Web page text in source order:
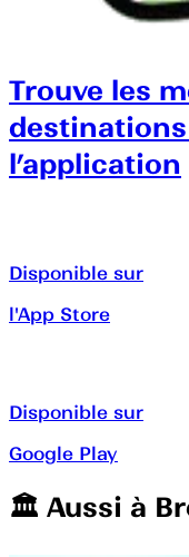
Trouve les
l’application
Disponible sur
l'App Store
Disponible sur
Google Play
🏛️️ Aussi à